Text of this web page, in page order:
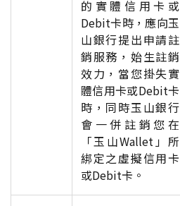
的實體信用卡或
Debit卡時，應向玉
山銀行提出申請註
銷服務，始生註銷
效力，當您掛失實
體信用卡或Debit卡
時，同時玉山銀行
會一併註銷您在
「玉山Wallet」所
綁定之虛擬信用卡
或Debit卡。